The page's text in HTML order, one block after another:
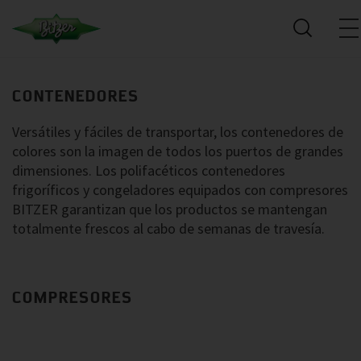
CONTENEDORES
Versátiles y fáciles de transportar, los contenedores de
colores son la imagen de todos los puertos de grandes
dimensiones. Los polifacéticos contenedores
frigoríficos y congeladores equipados con compresores
BITZER garantizan que los productos se mantengan
totalmente frescos al cabo de semanas de travesía.
COMPRESORES